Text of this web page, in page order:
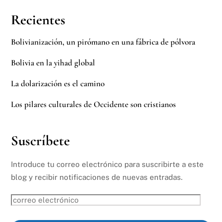
Recientes
Bolivianización, un pirómano en una fábrica de pólvora
Bolivia en la yihad global
La dolarización es el camino
Los pilares culturales de Occidente son cristianos
Suscríbete
Introduce tu correo electrónico para suscribirte a este
blog y recibir notificaciones de nuevas entradas.
correo